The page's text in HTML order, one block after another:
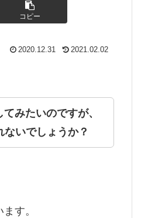
コピー
2020.12.31 2021.02.02
みたいのですが、
いでしょうか？
す。